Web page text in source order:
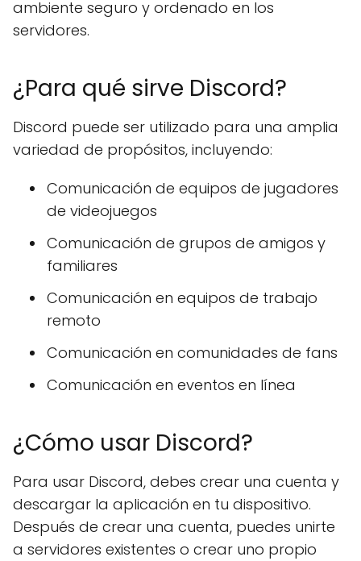
ambiente seguro y ordenado en los
servidores.
¿Para qué sirve Discord?
Discord puede ser utilizado para una amplia
variedad de propósitos, incluyendo:
Comunicación de equipos de jugadores
de videojuegos
Comunicación de grupos de amigos y
familiares
Comunicación en equipos de trabajo
remoto
Comunicación en comunidades de fans
Comunicación en eventos en línea
¿Cómo usar Discord?
Para usar Discord, debes crear una cuenta y
descargar la aplicación en tu dispositivo.
Después de crear una cuenta, puedes unirte
a servidores existentes o crear uno propio